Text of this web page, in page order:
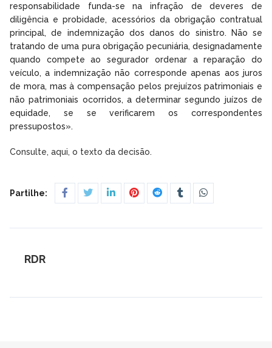
responsabilidade funda-se na infração de deveres de
diligência e probidade, acessórios da obrigação contratual
principal, de indemnização dos danos do sinistro. Não se
tratando de uma pura obrigação pecuniária, designadamente
quando compete ao segurador ordenar a reparação do
veículo, a indemnização não corresponde apenas aos juros
de mora, mas à compensação pelos prejuízos patrimoniais e
não patrimoniais ocorridos, a determinar segundo juízos de
equidade, se se verificarem os correspondentes
pressupostos».
Consulte, aqui, o texto da decisão.
Partilhe:
RDR